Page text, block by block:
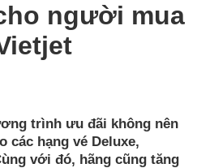
người mua
trình ưu đãi không nên
các hạng vé Deluxe,
với đó, hãng cũng tăng